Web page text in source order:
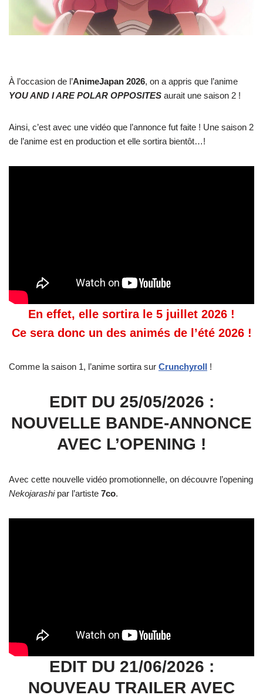
À l’occasion de l’AnimeJapan 2026, on a appris que l’anime
YOU AND I ARE POLAR OPPOSITES aurait une saison 2 !
Ainsi, c’est avec une vidéo que l’annonce fut faite ! Une saison 2
de l’anime est en production et elle sortira bientôt…!
En effet, elle sortira le 5 juillet 2026 !
Ce sera donc un des animés de l’été 2026 !
Comme la saison 1, l’anime sortira sur Crunchyroll !
EDIT DU 25/05/2026 :
NOUVELLE BANDE-ANNONCE
AVEC L’OPENING !
Avec cette nouvelle vidéo promotionnelle, on découvre l’opening
Nekojarashipar l’artiste 7co.
EDIT DU 21/06/2026 :
NOUVEAU TRAILER AVEC